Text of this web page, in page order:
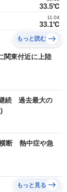
33.5℃
33.1℃
11:04
もっと読む
関東付近に上陸
続 過去最大の
断 熱中症や急
もっと見る